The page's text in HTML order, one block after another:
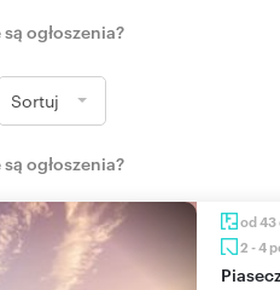
ogłoszenia?
Sortuj
ogłoszenia?
od 43
2 - 4
Piaseczno